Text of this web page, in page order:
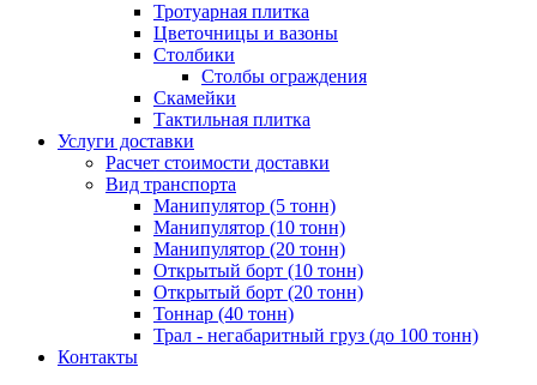
Тротуарная плитка
Цветочницы и вазоны
Столбики
Столбы ограждения
Скамейки
Тактильная плитка
Услуги доставки
Расчет стоимости доставки
Вид транспорта
Манипулятор (5 тонн)
Манипулятор (10 тонн)
Манипулятор (20 тонн)
Открытый борт (10 тонн)
Открытый борт (20 тонн)
Тоннар (40 тонн)
Трал - негабаритный груз (до 100 тонн)
Контакты